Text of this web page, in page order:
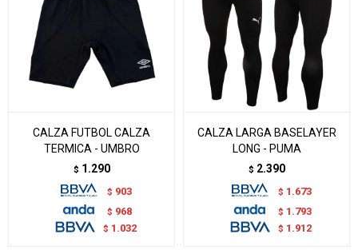
CALZA FUTBOL CALZA
TERMICA - UMBRO
$ 1.290
$ 903
$ 968
$ 1.032
CALZA LARGA BASELAYER
LONG - PUMA
$ 2.390
$ 1.673
$ 1.793
$ 1.912